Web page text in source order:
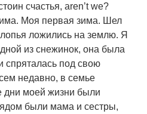
счастья, aren’t we?
Моя первая зима. Шел
ложились на землю. Я
из снежинок, она была
спряталась под свою
недавно, в семье
моей жизни были
были мама и сестры,